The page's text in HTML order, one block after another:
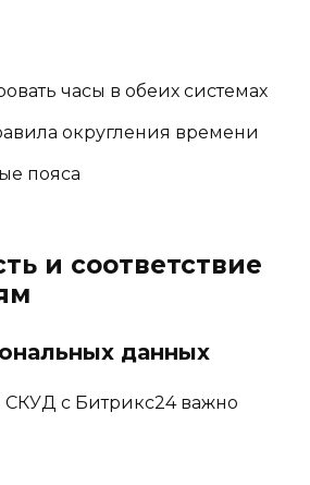
часы в обеих системах
округления времени
пояса
и соответствие
данных
с Битрикс24 важно